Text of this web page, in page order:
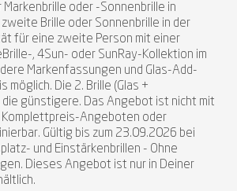
oder -Sonnenbrille in
Brille oder Sonnenbrille in der
für eine zweite Person mit einer
, 4Sun- oder SunRay-Kollektion im
Markenfassungen und Glas-Add-
möglich. Die 2. Brille (Glas +
günstigere. Das Angebot ist nicht mit
Komplettpreis-Angeboten oder
Gültig bis zum 23.09.2026 bei
und Einstärkenbrillen - Ohne
Dieses Angebot ist nur in Deiner